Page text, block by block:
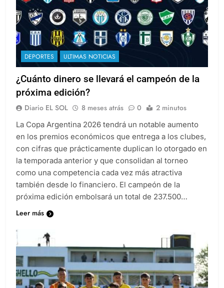
DEPORTES ULTIMAS NOTICIAS
¿Cuánto dinero se llevará el campeón de la
próxima edición?
Diario EL SOL 8 meses atrás 0 2 minutos
La Copa Argentina 2026 tendrá un notable aumento
en los premios económicos que entrega a los clubes,
con cifras que prácticamente duplican lo otorgado en
la temporada anterior y que consolidan al torneo
como una competencia cada vez más atractiva
también desde lo financiero. El campeón de la
próxima edición embolsará un total de 237.500…
Leer más